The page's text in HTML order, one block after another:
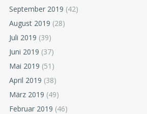
September 2019 (42)
August 2019 (28)
Juli 2019 (39)
Juni 2019 (37)
Mai 2019 (51)
April 2019 (38)
März 2019 (49)
Februar 2019 (46)